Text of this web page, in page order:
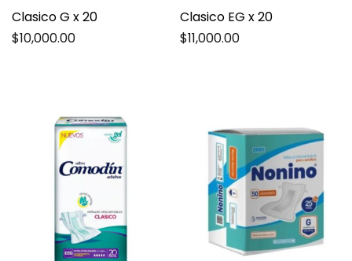
Clasico G x 20
$10,000.00
Clasico EG x 20
$11,000.00